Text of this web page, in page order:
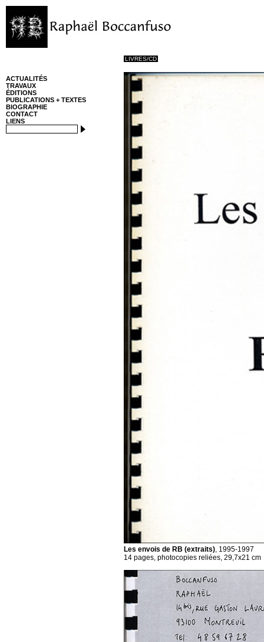
ACTUALITÉS
TRAVAUX
ÉDITIONS
PUBLICATIONS + TEXTES
BIOGRAPHIE
CONTACT
LIENS
LIVRES/CD
Les envois de RB (extraits), 1995-1997
14 pages, photocopies reliées, 29,7x21 cm